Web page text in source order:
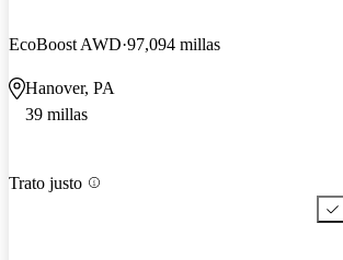
EcoBoost AWD 97,094 millas
Hanover, PA
39 millas
Trato justo